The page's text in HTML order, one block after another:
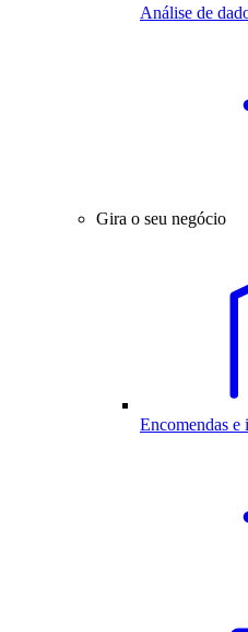
Análise de
Gira o seu negócio
Encomendas e